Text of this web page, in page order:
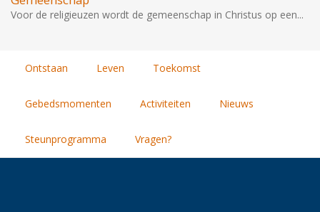
Voor de religieuzen wordt de gemeenschap in Christus op een...
Ontstaan Leven Toekomst
Gebedsmomenten Activiteiten Nieuws
Steunprogramma Vragen?